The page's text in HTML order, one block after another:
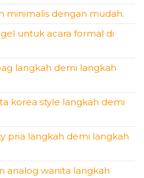
minimalis dengan mudah.
untuk acara formal di
langkah demi langkah
korea style langkah demi
pria langkah demi langkah
analog wanita langkah